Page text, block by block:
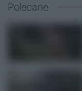
Polecane